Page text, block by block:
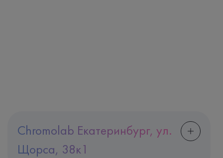
Chromolab Екатеринбург, ул.
Щорса, 38к1